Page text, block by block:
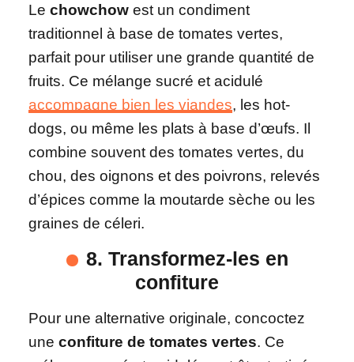
Le chowchow est un condiment
traditionnel à base de tomates vertes,
parfait pour utiliser une grande quantité de
fruits. Ce mélange sucré et acidulé
accompagne bien les viandes, les hot-
dogs, ou même les plats à base d’œufs. Il
combine souvent des tomates vertes, du
chou, des oignons et des poivrons, relevés
d’épices comme la moutarde sèche ou les
graines de céleri.
8. Transformez-les en
confiture
Pour une alternative originale, concoctez
une confiture de tomates vertes. Ce